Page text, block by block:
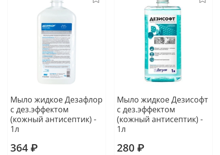
Мыло жидкое Дезафлор
с дез.эффектом
(кожный антисептик) -
1л
364 ₽
Мыло жидкое Дезисофт
с дез.эффектом
(кожный антисептик) -
1л
280 ₽